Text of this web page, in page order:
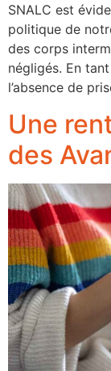
SNALC est
politique de
des corps
négligés. En
l’absence de
Une
des